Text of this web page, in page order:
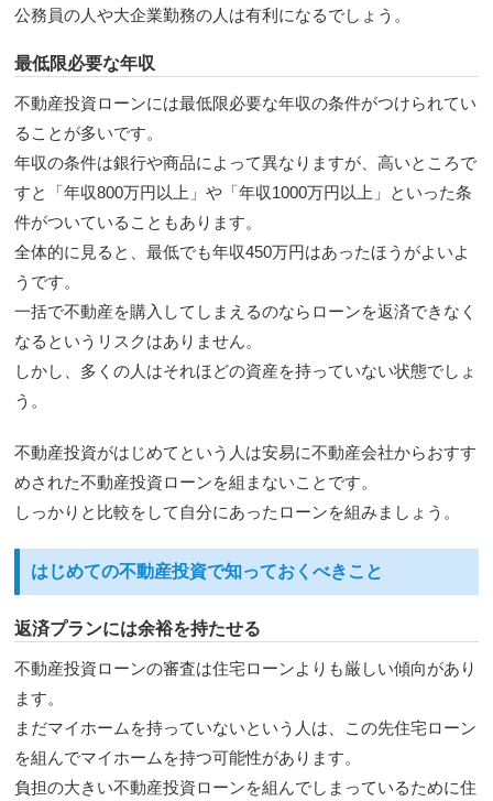
公務員の人や大企業勤務の人は有利になるでしょう。
最低限必要な年収
不動産投資ローンには最低限必要な年収の条件がつけられてい
ることが多いです。
年収の条件は銀行や商品によって異なりますが、高いところで
すと「年収800万円以上」や「年収1000万円以上」といった条
件がついていることもあります。
全体的に見ると、最低でも年収450万円はあったほうがよいよ
うです。
一括で不動産を購入してしまえるのならローンを返済できなく
なるというリスクはありません。
しかし、多くの人はそれほどの資産を持っていない状態でしょ
う。
不動産投資がはじめてという人は安易に不動産会社からおすす
めされた不動産投資ローンを組まないことです。
しっかりと比較をして自分にあったローンを組みましょう。
はじめての不動産投資で知っておくべきこと
返済プランには余裕を持たせる
不動産投資ローンの審査は住宅ローンよりも厳しい傾向があり
ます。
まだマイホームを持っていないという人は、この先住宅ローン
を組んでマイホームを持つ可能性があります。
負担の大きい不動産投資ローンを組んでしまっているために住